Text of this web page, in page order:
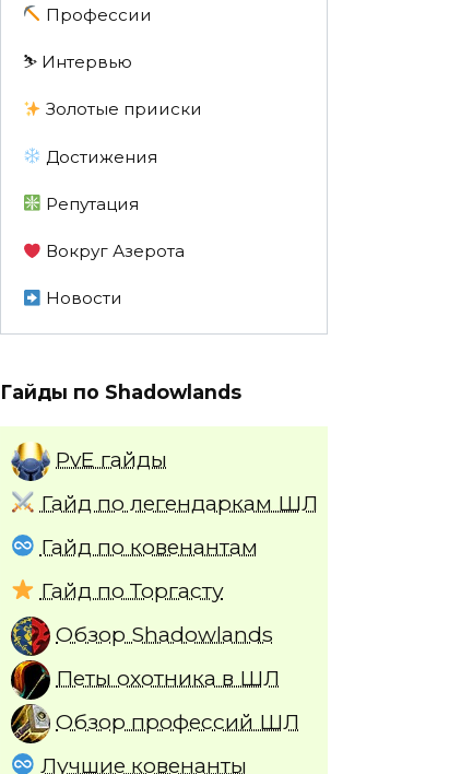
Профессии
⛷️ Интервью
Золотые прииски
Достижения
Репутация
Вокруг Азерота
Новости
Гайды по Shadowlands
PvE гайды
Гайд по легендаркам ШЛ
Гайд по ковенантам
Гайд по Торгасту
Обзор Shadowlands
Петы охотника в ШЛ
Обзор профессий ШЛ
Лучшие ковенанты